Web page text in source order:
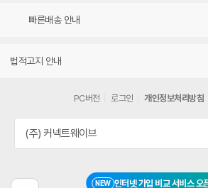
NEW 인터넷 가입 비교 서비스 오
빠른배송 안내
법적고지 안내
PC버전 로그인 개인정보처리방침
(주) 커넥트웨이브